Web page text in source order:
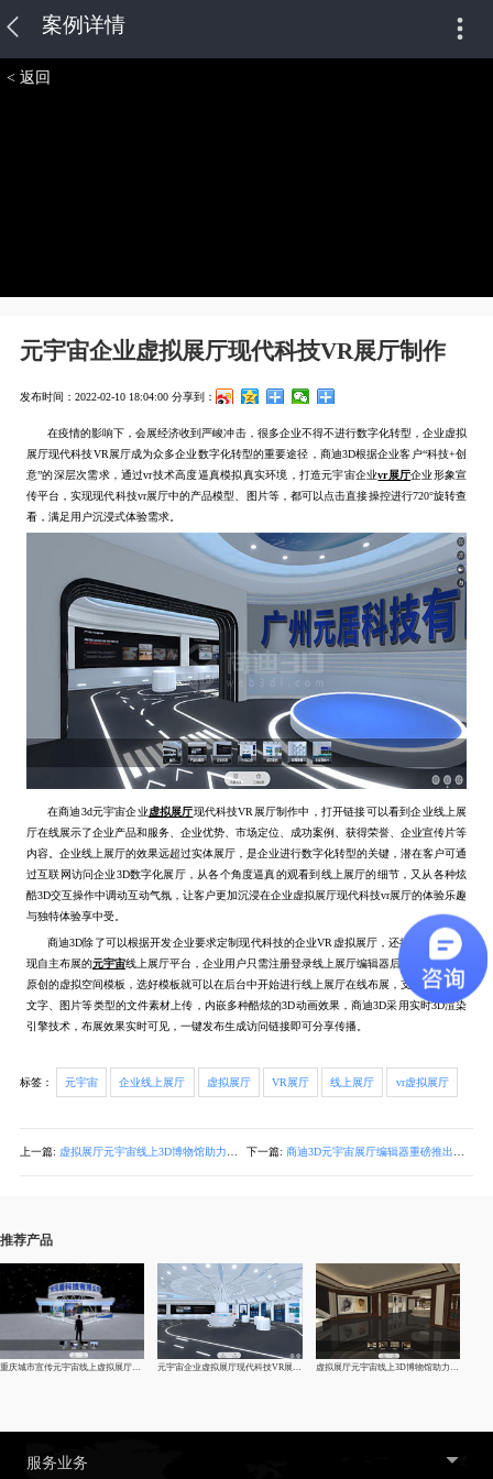
案例详情
< 返回
元宇宙企业虚拟展厅现代科技VR展厅制作
发布时间：2022-02-10 18:04:00 分享到：
在疫情的影响下，会展经济收到严峻冲击，很多企业不得不进行数字化转型，企业虚拟
展厅现代科技VR展厅成为众多企业数字化转型的重要途径，商迪3D根据企业客户“科技+创
意”的深层次需求，通过vr技术高度逼真模拟真实环境，打造元宇宙企业vr展厅企业形象宣
传平台，实现现代科技vr展厅中的产品模型、图片等，都可以点击直接操控进行720°旋转查
看，满足用户沉浸式体验需求。
在商迪3d元宇宙企业虚拟展厅现代科技VR展厅制作中，打开链接可以看到企业线上展
厅在线展示了企业产品和服务、企业优势、市场定位、成功案例、获得荣誉、企业宣传片等
内容。企业线上展厅的效果远超过实体展厅，是企业进行数字化转型的关键，潜在客户可通
过互联网访问企业3D数字化展厅，从各个角度逼真的观看到线上展厅的细节，又从各种炫
酷3D交互操作中调动互动气氛，让客户更加沉浸在企业虚拟展厅现代科技vr展厅的体验乐趣
与独特体验享中受。
商迪3D除了可以根据开发企业要求定制现代科技的企业VR虚拟展厅，还推出了可以实
现自主布展的元宇宙线上展厅平台，企业用户只需注册登录线上展厅编辑器后台，拥有精致
原创的虚拟空间模板，选好模板就可以在后台中开始进行线上展厅在线布展，支持音视频、
文字、图片等类型的文件素材上传，内嵌多种酷炫的3D动画效果，商迪3D采用实时3D渲染
引擎技术，布展效果实时可见，一键发布生成访问链接即可分享传播。
标签： 元宇宙 企业线上展厅 虚拟展厅 VR展厅 线上展厅 vr虚拟展厅
上一篇: 虚拟展厅元宇宙线上3D博物馆助力文化复兴 下一篇: 商迪3D元宇宙展厅编辑器重磅推出，3步实现自主布展！
推荐产品
重庆城市宣传元宇宙线上虚拟展厅制作-vr企业|线上展馆|展厅 元宇宙企业虚拟展厅现代科技VR展厅制作 虚拟展厅元宇宙线上3D博物馆助力文化复兴
服务业务